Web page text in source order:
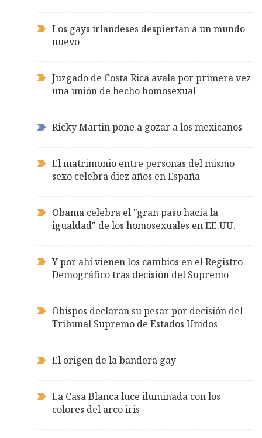
Los gays irlandeses despiertan a un mundo
nuevo
Juzgado de Costa Rica avala por primera vez
una unión de hecho homosexual
Ricky Martin pone a gozar a los mexicanos
El matrimonio entre personas del mismo
sexo celebra diez años en España
Obama celebra el "gran paso hacia la
igualdad" de los homosexuales en EE.UU.
Y por ahí vienen los cambios en el Registro
Demográfico tras decisión del Supremo
Obispos declaran su pesar por decisión del
Tribunal Supremo de Estados Unidos
El origen de la bandera gay
La Casa Blanca luce iluminada con los
colores del arco iris